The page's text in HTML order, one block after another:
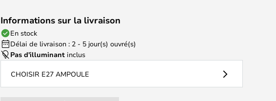
Informations sur la livraison
En stock
Délai de livraison : 2 - 5 jour(s) ouvré(s)
Pas d'illuminant inclus
CHOISIR E27 AMPOULE